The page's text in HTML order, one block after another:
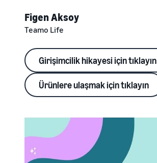
Figen Aksoy
Teamo Life
Girişimcilik hikayesi için tıklayın
Ürünlere ulaşmak için tıklayın